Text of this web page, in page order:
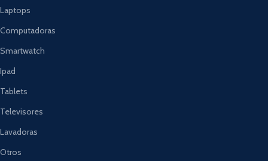
Laptops
Computadoras
Smartwatch
Ipad
Tablets
Televisores
Lavadoras
Otros